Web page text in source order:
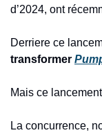
d’2024, ont
transformer
Mais ce
La concurrence,